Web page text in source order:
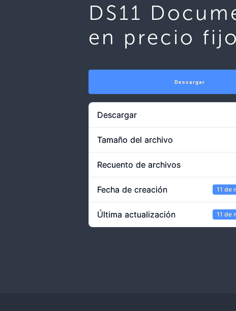
DS11
en precio
Descargar
Descargar
Tamaño del archivo
Recuento de archivos
Fecha de creación 11 de
Última actualización 11 de